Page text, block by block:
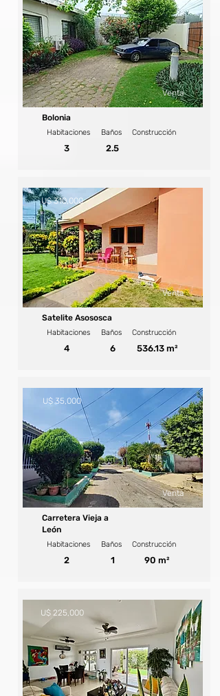
Venta
Bolonia
Habitaciones Baños Construcción
3 2.5
Venta
U$ 310,000
Satelite Asososca
Habitaciones Baños Construcción
4 6 536.13 m²
Venta
U$ 35,000
Carretera Vieja a
León
Habitaciones Baños Construcción
2 1 90 m²
U$ 225,000